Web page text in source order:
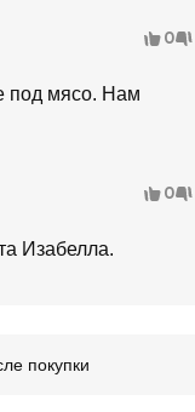
0
под мясо. Нам
0
Изабелла.
покупки